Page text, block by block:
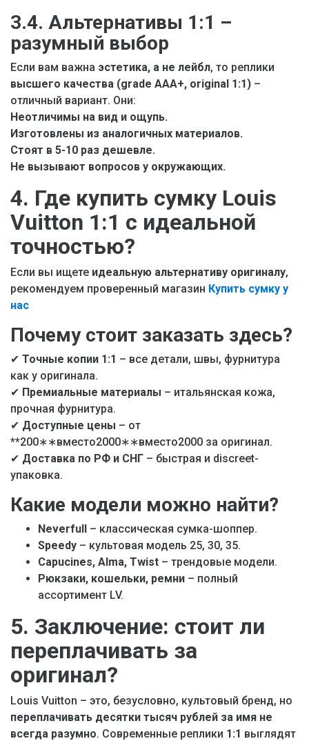
3.4. Альтернативы 1:1 –
разумный выбор
Если вам важна эстетика, а не лейбл, то реплики
высшего качества (grade AAA+, original 1:1) –
отличный вариант. Они:
Неотличимы на вид и ощупь.
Изготовлены из аналогичных материалов.
Стоят в 5-10 раз дешевле.
Не вызывают вопросов у окружающих.
4. Где купить сумку Louis
Vuitton 1:1 с идеальной
точностью?
Если вы ищете идеальную альтернативу оригиналу,
рекомендуем проверенный магазин Купить сумку у
нас
Почему стоит заказать здесь?
✔ Точные копии 1:1 – все детали, швы, фурнитура
как у оригинала.
✔ Премиальные материалы – итальянская кожа,
прочная фурнитура.
✔ Доступные цены – от
**200∗∗вместо2000∗ ∗вместо2000 за оригинал.
✔ Доставка по РФ и СНГ – быстрая и discreet-
упаковка.
Какие модели можно найти?
Neverfull – классическая сумка-шоппер.
Speedy – культовая модель 25, 30, 35.
Capucines, Alma, Twist – трендовые модели.
Рюкзаки, кошельки, ремни – полный
ассортимент LV.
5. Заключение: стоит ли
переплачивать за
оригинал?
Louis Vuitton – это, безусловно, культовый бренд, но
переплачивать десятки тысяч рублей за имя не
всегда разумно. Современные реплики 1:1 выглядят